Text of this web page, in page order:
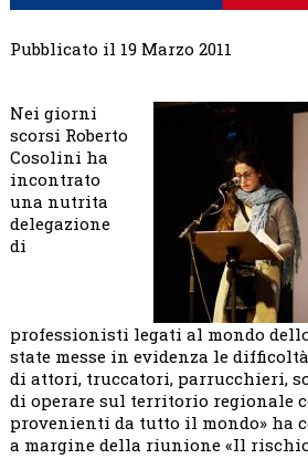
Pubblicato il 19 Marzo 2011
Nei giorni
scorsi Roberto
Cosolini ha
incontrato
una nutrita
delegazione
di
professionisti legati al mondo
state messe in evidenza le
di attori, truccatori, parrucchieri,
di operare sul territorio regionale
provenienti da tutto il mondo» ha
a margine della riunione «Il